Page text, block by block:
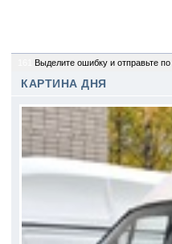
Выделите ошибку и отправьте по
КАРТИНА ДНЯ